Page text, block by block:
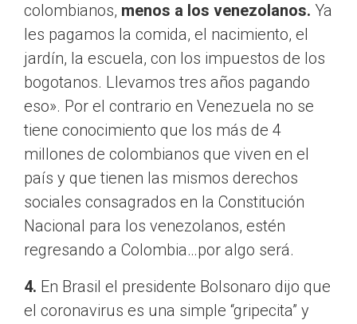
colombianos, menos a los venezolanos. Ya
les pagamos la comida, el nacimiento, el
jardín, la escuela, con los impuestos de los
bogotanos. Llevamos tres años pagando
eso». Por el contrario en Venezuela no se
tiene conocimiento que los más de 4
millones de colombianos que viven en el
país y que tienen las mismos derechos
sociales consagrados en la Constitución
Nacional para los venezolanos, estén
regresando a Colombia…por algo será.
4. En Brasil el presidente Bolsonaro dijo que
el coronavirus es una simple “gripecita” y